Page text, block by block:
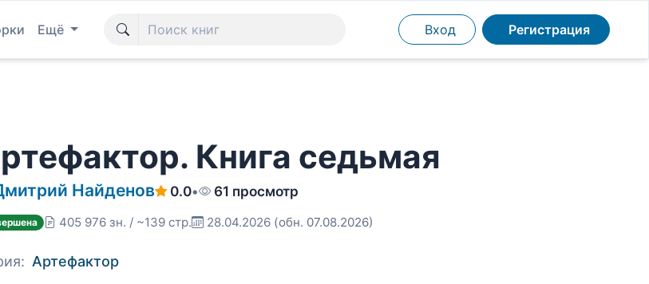
Ещё Вход Регистрация
Книга седьмая
Найденов 0.0• 61 просмотр
405 976 зн. / ~139 стр. 28.04.2026 (обн. 07.08.2026)
Артефактор